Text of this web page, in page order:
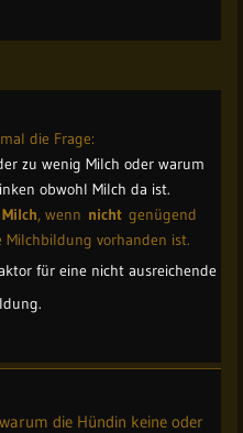
die Frage:
zu wenig Milch oder warum
obwohl Milch da ist.
Milch, wenn nicht genügend
vorhanden ist.
für eine nicht ausreichende
die Hündin keine oder